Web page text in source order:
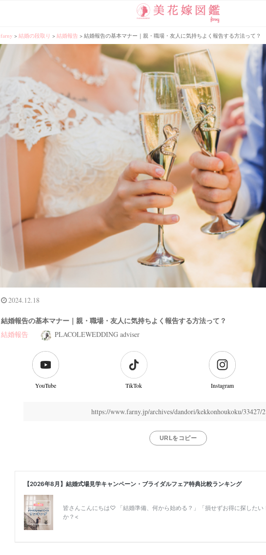
farny > 結婚の段取り > 結婚報告 > 結婚報告の基本マナー｜親・職場・友人に気持ちよく報告する方法って？
2024.12.18
結婚報告の基本マナー｜親・職場・友人に気持ちよく報告する方法って？
結婚報告 PLACOLEWEDDING adviser
YouTube TikTok Instagram
https://www.farny.jp/archives/dandori/kekkonhoukoku/33427/2
URLをコピー